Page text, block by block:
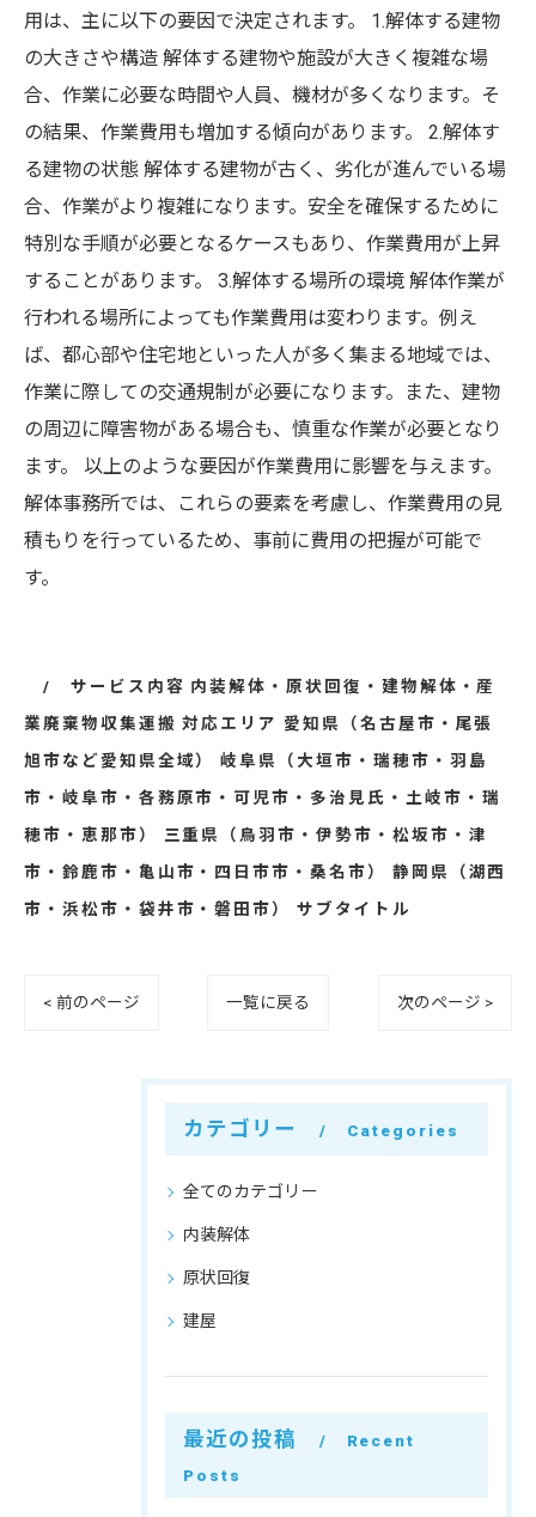
用は、主に以下の要因で決定されます。 1.解体する建物
の大きさや構造 解体する建物や施設が大きく複雑な場
合、作業に必要な時間や人員、機材が多くなります。そ
の結果、作業費用も増加する傾向があります。 2.解体す
る建物の状態 解体する建物が古く、劣化が進んでいる場
合、作業がより複雑になります。安全を確保するために
特別な手順が必要となるケースもあり、作業費用が上昇
することがあります。 3.解体する場所の環境 解体作業が
行われる場所によっても作業費用は変わります。例え
ば、都心部や住宅地といった人が多く集まる地域では、
作業に際しての交通規制が必要になります。また、建物
の周辺に障害物がある場合も、慎重な作業が必要となり
ます。 以上のような要因が作業費用に影響を与えます。
解体事務所では、これらの要素を考慮し、作業費用の見
積もりを行っているため、事前に費用の把握が可能で
す。
サービス内容 内装解体・原状回復・建物解体・産
業廃棄物収集運搬 対応エリア 愛知県（名古屋市・尾張
旭市など愛知県全域） 岐阜県（大垣市・瑞穂市・羽島
市・岐阜市・各務原市・可児市・多治見氏・土岐市・瑞
穂市・恵那市） 三重県（鳥羽市・伊勢市・松坂市・津
市・鈴鹿市・亀山市・四日市市・桑名市） 静岡県（湖西
市・浜松市・袋井市・磐田市） サブタイトル
< 前のページ 一覧に戻る 次のページ >
カテゴリー Categories
全てのカテゴリー
内装解体
原状回復
建屋
最近の投稿
Recent
Posts